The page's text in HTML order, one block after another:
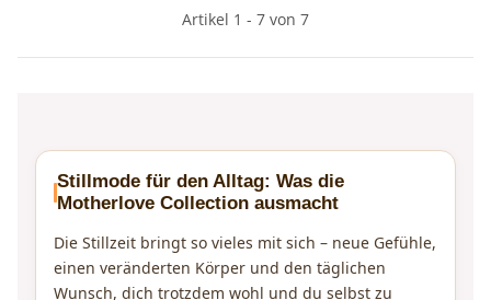
Artikel 1 - 7 von 7
Stillmode für den Alltag: Was die
Motherlove Collection ausmacht
Die Stillzeit bringt so vieles mit sich – neue Gefühle,
einen veränderten Körper und den täglichen
Wunsch, dich trotzdem wohl und du selbst zu